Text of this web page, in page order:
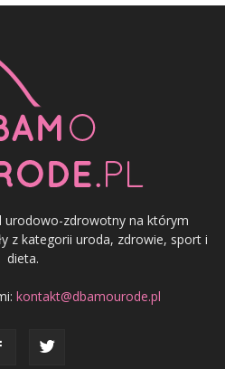
urodowo-zdrowotny na którym
z kategorii uroda, zdrowie, sport i
dieta.
kontakt@dbamourode.pl